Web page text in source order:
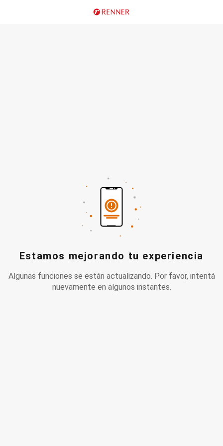
Estamos mejorando tu experiencia
Algunas funciones se están actualizando. Por favor, intentá
nuevamente en algunos instantes.